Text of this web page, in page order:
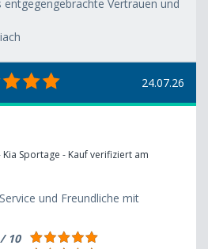
entgegengebrachte Vertrauen und
24.07.26
Sportage - Kauf verifiziert am
und Freundliche mit
10